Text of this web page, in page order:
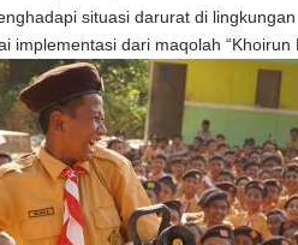
situasi darurat di lingkungan
implementasi dari maqolah “Khoirun